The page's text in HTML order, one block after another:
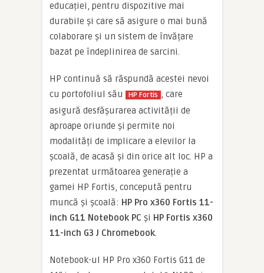
educației, pentru dispozitive mai
durabile și care să asigure o mai bună
colaborare și un sistem de învățare
bazat pe îndeplinirea de sarcini.
HP continuă să răspundă acestei nevoi
cu portofoliul său
HP Fortis , care
asigură desfășurarea activității de
aproape oriunde și permite noi
modalități de implicare a elevilor la
școală, de acasă și din orice alt loc. HP a
prezentat următoarea generație a
gamei HP Fortis, concepută pentru
muncă și școală: HP Pro x360 Fortis 11-
inch G11 Notebook PC și HP Fortis x360
11-inch G3 J Chromebook.
Notebook-ul HP Pro x360 Fortis G11 de